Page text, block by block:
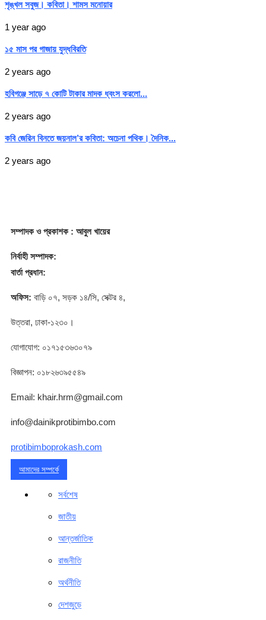
শৃঙ্খল সবুজ। কবিতা। শামস মনোয়ার
1 year ago
১৫ মাস পর গাজায় যুদ্ধবিরতি
2 years ago
হবিগঞ্জে সাড়ে ৭ কোটি টাকার মাদক ধ্বংস করলো...
2 years ago
কবি জেরিন বিনতে জয়নাল’র কবিতা: অচেনা পথিক। দৈনিক...
2 years ago
সম্পাদকও প্রকাশক : আবুল খায়ের
নির্বাহী সম্পাদক:
বার্তা প্রধান:
অফিস: বাড়ি ০৭, সড়ক ১৪/সি, সেক্টর ৪,
উত্তরা, ঢাকা-১২৩০।
যোগাযোগ: ০১৭১৫৩৬৩০৭৯
বিজ্ঞাপন: ০১৮২৬৩৯৫৫৪৯
Email: khair.hrm@gmail.com
info@dainikprotibimbo.com
protibimboprokash.com
আমাদের সম্পর্কে
সর্বশেষ
জাতীয়
আন্তর্জাতিক
রাজনীতি
অর্থনীতি
দেশজুড়ে